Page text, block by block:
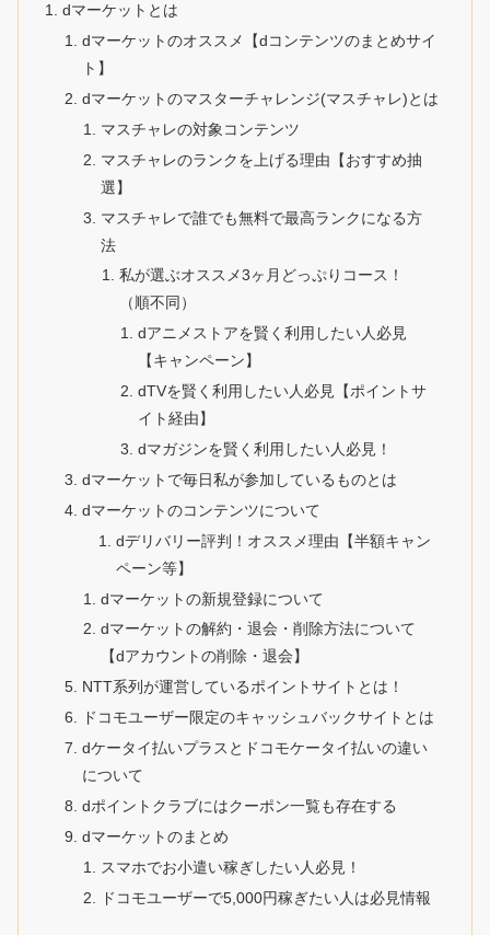
dマーケットとは
dマーケットのオススメ【dコンテンツのまとめサイ
ト】
dマーケットのマスターチャレンジ(マスチャレ)とは
マスチャレの対象コンテンツ
マスチャレのランクを上げる理由【おすすめ抽
選】
マスチャレで誰でも無料で最高ランクになる方
法
私が選ぶオススメ3ヶ月どっぷりコース！
（順不同）
dアニメストアを賢く利用したい人必見
【キャンペーン】
dTVを賢く利用したい人必見【ポイントサ
イト経由】
dマガジンを賢く利用したい人必見！
dマーケットで毎日私が参加しているものとは
dマーケットのコンテンツについて
dデリバリー評判！オススメ理由【半額キャン
ペーン等】
dマーケットの新規登録について
dマーケットの解約・退会・削除方法について
【dアカウントの削除・退会】
NTT系列が運営しているポイントサイトとは！
ドコモユーザー限定のキャッシュバックサイトとは
dケータイ払いプラスとドコモケータイ払いの違い
について
dポイントクラブにはクーポン一覧も存在する
dマーケットのまとめ
スマホでお小遣い稼ぎしたい人必見！
ドコモユーザーで5,000円稼ぎたい人は必見情報